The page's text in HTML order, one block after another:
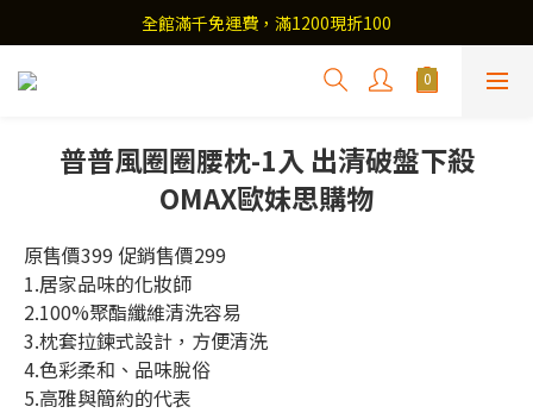
全館滿千免運費，滿1200現折100
普普風圈圈腰枕-1入 出清破盤下殺
OMAX歐妹思購物
原售價399 促銷售價299
1.居家品味的化妝師
2.100%聚酯纖維清洗容易
3.枕套拉鍊式設計，方便清洗
4.色彩柔和、品味脫俗
5.高雅與簡約的代表